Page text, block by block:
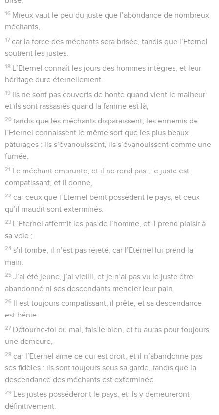
16 Mieux vaut le peu du juste que l’abondance de nombreux
méchants,
17 car la force des méchants sera brisée, tandis que l’Eternel
soutient les justes.
18 L’Eternel connaît les jours des hommes intègres, et leur
héritage dure éternellement.
19 Ils ne sont pas couverts de honte quand vient le malheur
et ils sont rassasiés quand la famine est là,
20 tandis que les méchants disparaissent, les ennemis de
l’Eternel connaissent le même sort que les plus beaux
pâturages : ils s’évanouissent, ils s’évanouissent comme une
fumée.
21 Le méchant emprunte, et il ne rend pas ; le juste est
compatissant, et il donne,
22 car ceux que l’Eternel bénit possèdent le pays, et ceux
qu’il maudit sont exterminés.
23 L’Eternel affermit les pas de l’homme, et il prend plaisir à
sa voie ;
24 s’il tombe, il n’est pas rejeté, car l’Eternel lui prend la
main.
25 J’ai été jeune, j’ai vieilli, et je n’ai pas vu le juste être
abandonné ni ses descendants mendier leur pain.
26 Il est toujours compatissant, il prête, et sa descendance
est bénie.
27 Détourne-toi du mal, fais le bien, et tu auras pour toujours
une demeure,
28 car l’Eternel aime ce qui est droit, et il n’abandonne pas
ses fidèles : ils sont toujours sous sa garde, tandis que la
descendance des méchants est exterminée.
29 Les justes posséderont le pays, et ils y demeureront
définitivement.